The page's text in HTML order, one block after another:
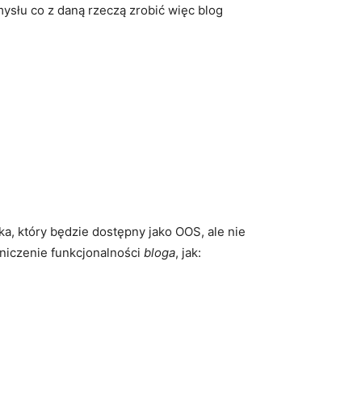
co z daną rzeczą zrobić więc blog
który będzie dostępny jako OOS, ale nie
funkcjonalności bloga, jak: